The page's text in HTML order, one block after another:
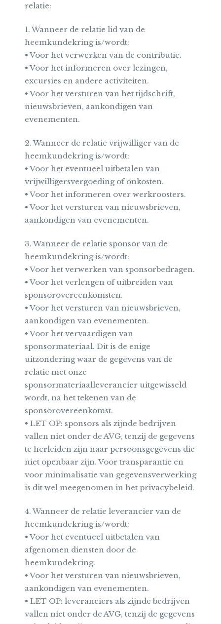
relatie:
1. Wanneer de relatie lid van de
heemkundekring is/wordt:
• Voor het verwerken van de contributie.
• Voor het informeren over lezingen,
excursies en andere activiteiten.
• Voor het versturen van het tijdschrift,
nieuwsbrieven, aankondigen van
evenementen.
2. Wanneer de relatie vrijwilliger van de
heemkundekring is/wordt:
• Voor het eventueel uitbetalen van
vrijwilligersvergoeding of onkosten.
• Voor het informeren over werkroosters.
• Voor het versturen van nieuwsbrieven,
aankondigen van evenementen.
3. Wanneer de relatie sponsor van de
heemkundekring is/wordt:
• Voor het verwerken van sponsorbedragen.
• Voor het verlengen of uitbreiden van
sponsorovereenkomsten.
• Voor het versturen van nieuwsbrieven,
aankondigen van evenementen.
• Voor het vervaardigen van
sponsormateriaal. Dit is de enige
uitzondering waar de gegevens van de
relatie met onze
sponsormateriaalleverancier uitgewisseld
wordt, na het tekenen van de
sponsorovereenkomst.
• LET OP: sponsors als zijnde bedrijven
vallen niet onder de AVG, tenzij de gegevens
te herleiden zijn naar persoonsgegevens die
niet openbaar zijn. Voor transparantie en
voor minimalisatie van gegevensverwerking
is dit wel meegenomen in het privacybeleid.
4. Wanneer de relatie leverancier van de
heemkundekring is/wordt:
• Voor het eventueel uitbetalen van
afgenomen diensten door de
heemkundekring.
• Voor het versturen van nieuwsbrieven,
aankondigen van evenementen.
• LET OP: leveranciers als zijnde bedrijven
vallen niet onder de AVG, tenzij de gegevens